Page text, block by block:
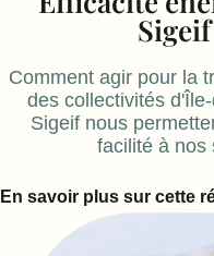
Comment agir pour la
des collectivités
Sigeif nous
facilité à nos
En savoir plus sur cette